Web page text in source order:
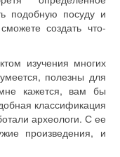
подобную посуду и
создать что-
изучения многих
полезны для
кажется, вам бы
классификация
археологи. С ее
произведения, и